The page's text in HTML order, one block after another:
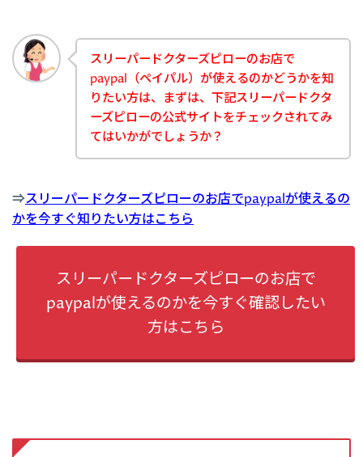
スリーパードクターズピローのお店で
paypal（ペイパル）が使えるのかどうかを知
りたい方は、まずは、下記スリーパードクタ
ーズピローの公式サイトをチェックされてみ
てはいかがでしょうか？
⇒スリーパードクターズピローのお店でpaypalが使えるの
かを今すぐ知りたい方はこちら
スリーパードクターズピローのお店で
paypalが使えるのかを今すぐ確認したい
方はこちら